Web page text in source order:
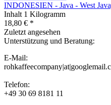
INDONESIEN - Java - West
Inhalt 1 Kilogramm
18,80 € *
Zuletzt angesehen
Unterstützung und Beratung:
E-Mail:
Telefon:
+49 30 69 8181 11